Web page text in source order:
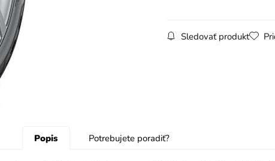
Sledovať produkt
Popis Potrebujete poradiť?